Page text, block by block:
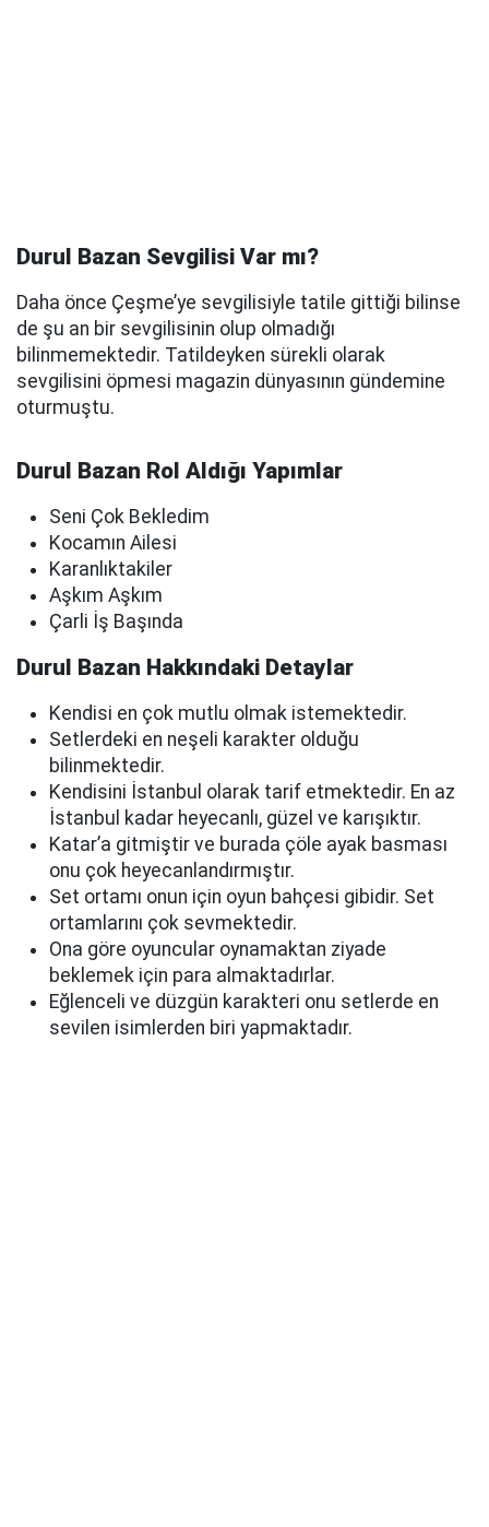
Durul Bazan Sevgilisi Var mı?
Daha önce Çeşme’ye sevgilisiyle tatile gittiği bilinse
de şu an bir sevgilisinin olup olmadığı
bilinmemektedir. Tatildeyken sürekli olarak
sevgilisini öpmesi magazin dünyasının gündemine
oturmuştu.
Durul Bazan Rol Aldığı Yapımlar
Seni Çok Bekledim
Kocamın Ailesi
Karanlıktakiler
Aşkım Aşkım
Çarli İş Başında
Durul Bazan Hakkındaki Detaylar
Kendisi en çok mutlu olmak istemektedir.
Setlerdeki en neşeli karakter olduğu
bilinmektedir.
Kendisini İstanbul olarak tarif etmektedir. En az
İstanbul kadar heyecanlı, güzel ve karışıktır.
Katar’a gitmiştir ve burada çöle ayak basması
onu çok heyecanlandırmıştır.
Set ortamı onun için oyun bahçesi gibidir. Set
ortamlarını çok sevmektedir.
Ona göre oyuncular oynamaktan ziyade
beklemek için para almaktadırlar.
Eğlenceli ve düzgün karakteri onu setlerde en
sevilen isimlerden biri yapmaktadır.